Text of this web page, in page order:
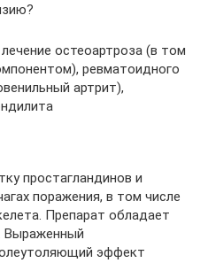
остеоартроза (в том
ревматоидного
артрит),
простагландинов и
поражения, в том числе
Препарат обладает
Выраженный
эффект